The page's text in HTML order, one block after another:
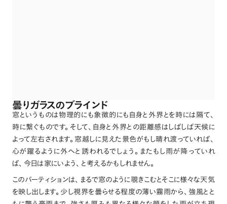
曇りガラスのブラインド
窓というものは物理的にも象徴的にも自身と外界とを時には隔て、
時に繋ぐものです。 そして、 自身と外界との距離感はしばしば天候に
よって左右されます。 窓越しに見えた景色がもし晴れ渡っていれば 、
心が躍るように外へと誘われるでしょう 。 またもし雨が降っていれ
ば、 今日は家にいよう 、 と考えるかもしれません。
このパーティションは、 まるで窓のように覗きこむとそこに様々な天気
を映し出します。 少し視界を曇らせる程度の薄い霧雨から 、 強風とと